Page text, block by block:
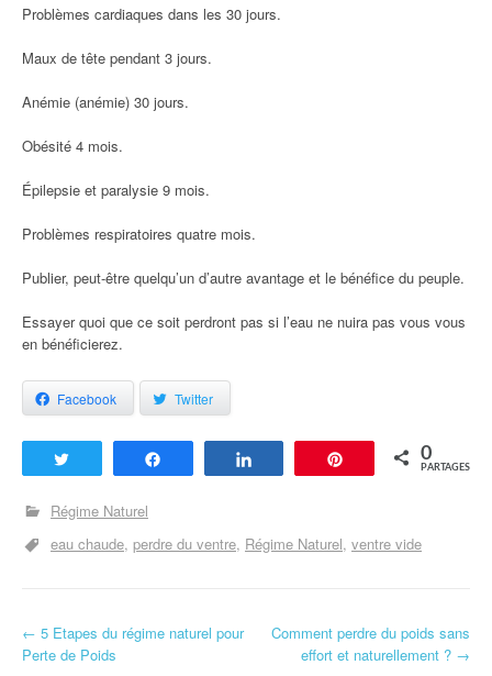
Problèmes cardiaques dans les 30 jours.
Maux de tête pendant 3 jours.
Anémie (anémie) 30 jours.
Obésité 4 mois.
Épilepsie et paralysie 9 mois.
Problèmes respiratoires quatre mois.
Publier, peut-être quelqu’un d’autre avantage et le bénéfice du peuple.
Essayer quoi que ce soit perdront pas si l’eau ne nuira pas vous vous
en bénéficierez.
Facebook Twitter
Enregistrer
0
PARTAGES
Régime Naturel
eau chaude perdre du ventre Régime Naturel ventre vide
Navigation d'article
← 5 Etapes du régime naturel pour
Perte de Poids
Comment perdre du poids sans
effort et naturellement ? →